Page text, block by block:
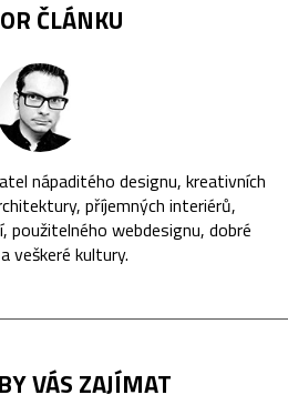
ČLÁNKU
nápaditého designu, kreativních
příjemných interiérů,
použitelného webdesignu, dobré
veškeré kultury.
VÁS ZAJÍMAT